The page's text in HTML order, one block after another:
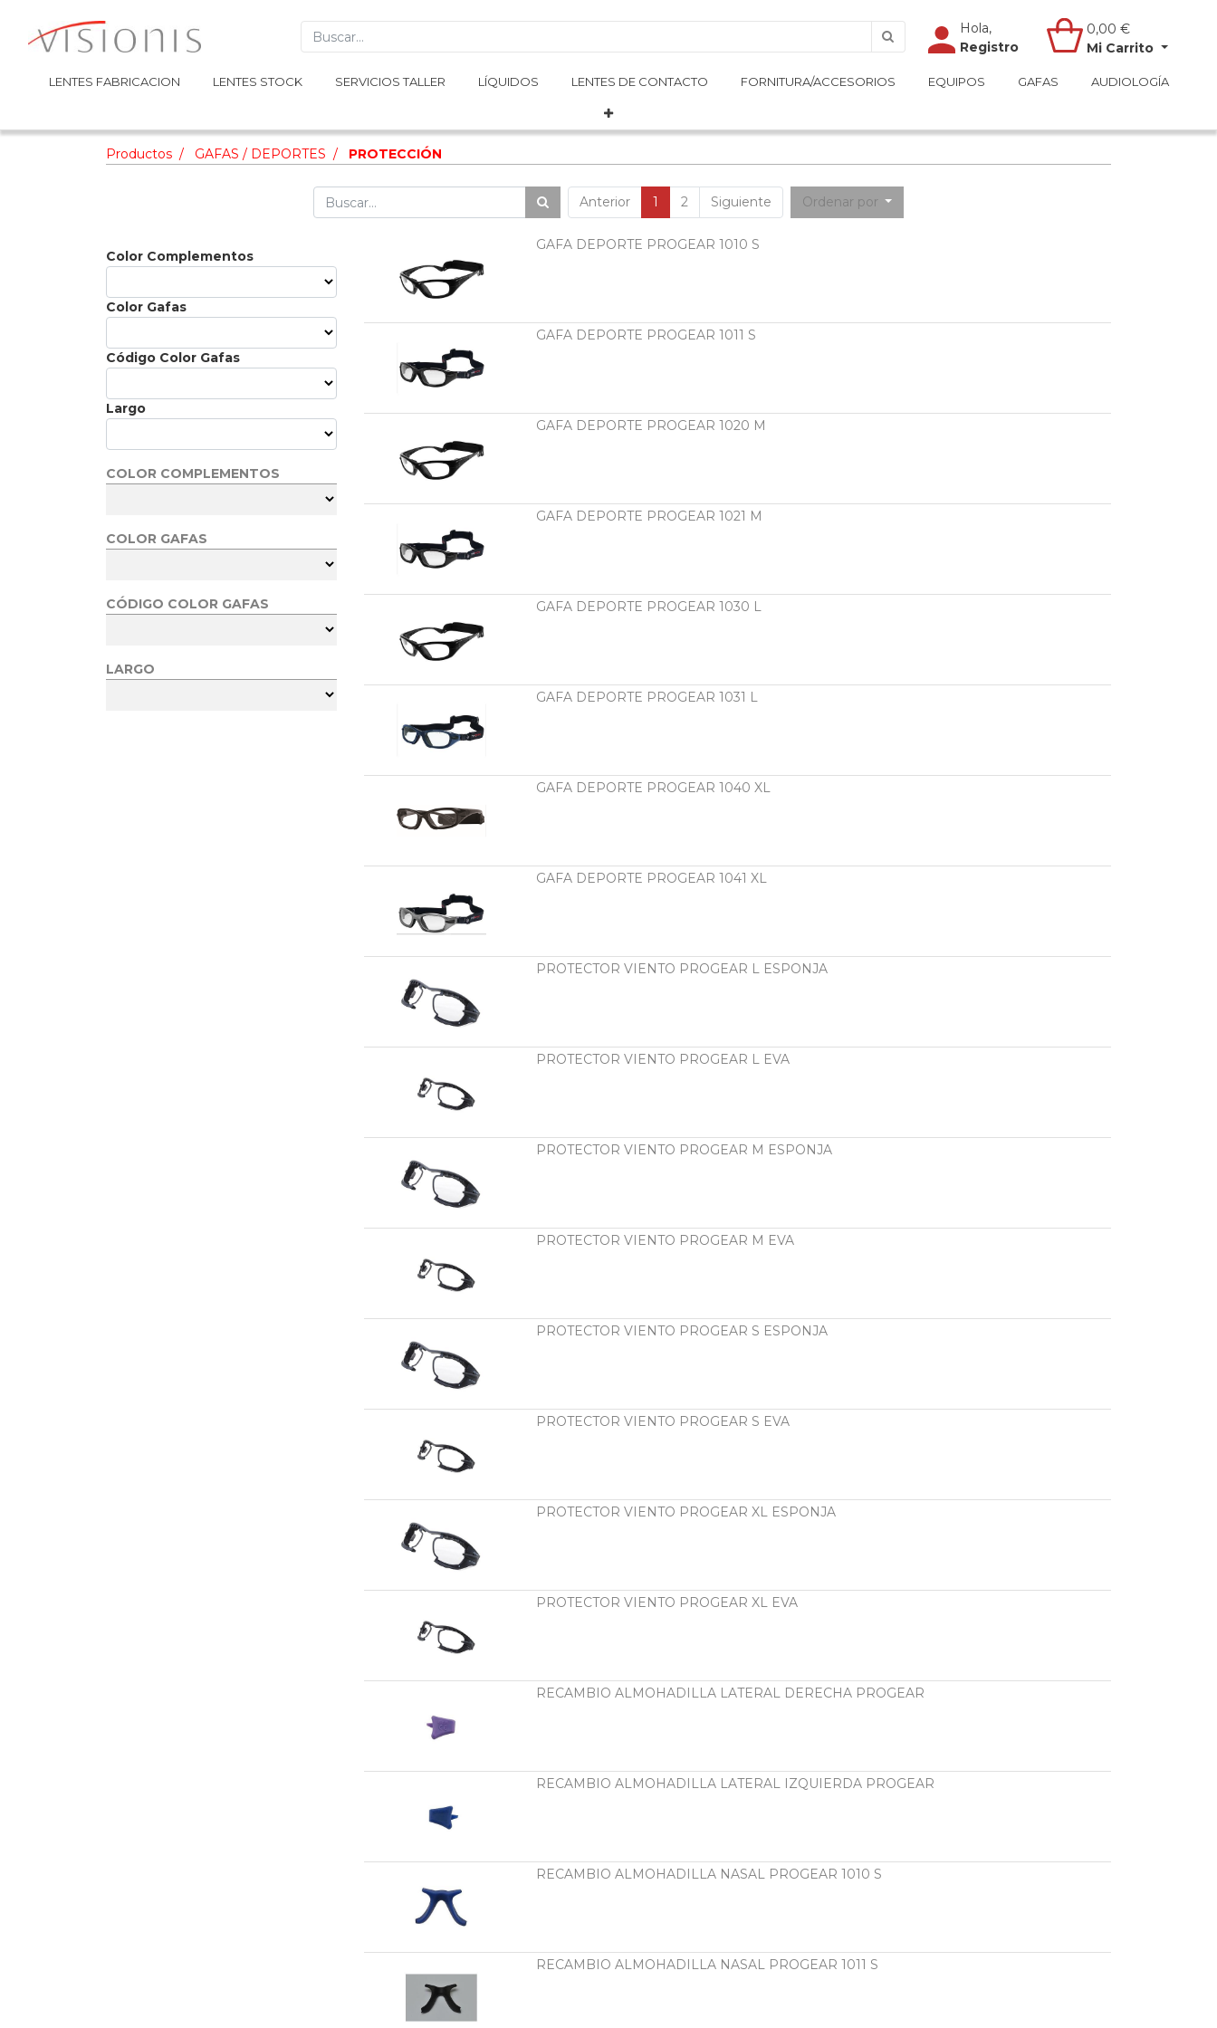
Hola,
Registro
0,00 €
Mi Carrito
LENTES FABRICACION LENTES STOCK SERVICIOS TALLER LÍQUIDOS LENTES DE CONTACTO FORNITURA/ACCESORIOS EQUIPOS GAFAS AUDIOLOGÍA
Hola,
Registro
0,00 €
Mi Carrito
LENTES FABRICACION LENTES STOCK SERVICIOS TALLER LÍQUIDOS LENTES DE CONTACTO FORNITURA/ACCESORIOS EQUIPOS GAFAS AUDIOLOGÍA
Productos GAFAS / DEPORTES PROTECCIÓN
Anterior 1 2 Siguiente Ordenar por
Color Complementos
Color Gafas
Código Color Gafas
Largo
COLOR COMPLEMENTOS
COLOR GAFAS
CÓDIGO COLOR GAFAS
LARGO
GAFA DEPORTE PROGEAR 1010 S
GAFA DEPORTE PROGEAR 1011 S
GAFA DEPORTE PROGEAR 1020 M
GAFA DEPORTE PROGEAR 1021 M
GAFA DEPORTE PROGEAR 1030 L
GAFA DEPORTE PROGEAR 1031 L
GAFA DEPORTE PROGEAR 1040 XL
GAFA DEPORTE PROGEAR 1041 XL
PROTECTOR VIENTO PROGEAR L ESPONJA
PROTECTOR VIENTO PROGEAR L EVA
PROTECTOR VIENTO PROGEAR M ESPONJA
PROTECTOR VIENTO PROGEAR M EVA
PROTECTOR VIENTO PROGEAR S ESPONJA
PROTECTOR VIENTO PROGEAR S EVA
PROTECTOR VIENTO PROGEAR XL ESPONJA
PROTECTOR VIENTO PROGEAR XL EVA
RECAMBIO ALMOHADILLA LATERAL DERECHA PROGEAR
RECAMBIO ALMOHADILLA LATERAL IZQUIERDA PROGEAR
RECAMBIO ALMOHADILLA NASAL PROGEAR 1010 S
RECAMBIO ALMOHADILLA NASAL PROGEAR 1011 S